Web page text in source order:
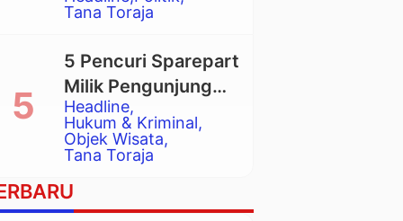
Tana Toraja
Zadrak Tombe
sebagai Bupati dan
Wakil Bupati Tana
Toraja Terpilih
Headline
Hukum & Kriminal
Objek Wisata
Tana Toraja
5 Pencuri Sparepart
Milik Pengunjung
Objek Wisata
Pango-Pango
Ditangkap Polisi